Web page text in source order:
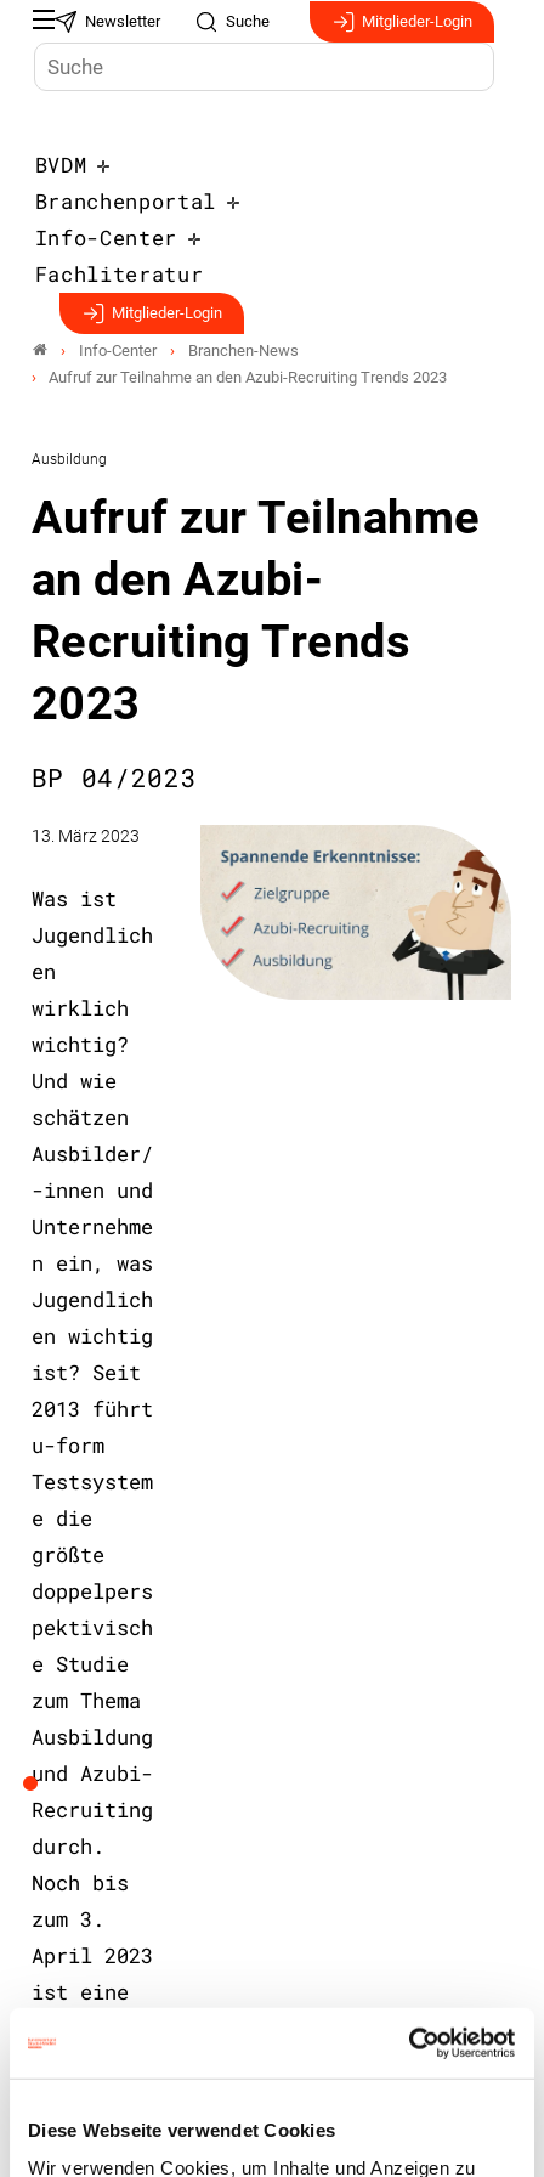
Diese Webseite verwendet Cookies
Wir verwenden Cookies, um Inhalte und Anzeigen zu
Newsletter Suche Mitglieder-Login
BVDM
Branchenportal
Info-Center
Fachliteratur
Mitglieder-Login
Info-Center
Branchen-News
Aufruf zur Teilnahme an den Azubi-Recruiting Trends 2023
Ausbildung
Aufruf zur Teilnahme
an den Azubi-
Recruiting Trends
2023
BP 04/2023
13. März 2023
Was ist
Jugendlich
en
wirklich
wichtig?
Und wie
schätzen
Ausbilder/
-innen und
Unternehme
n ein, was
Jugendlich
en wichtig
ist? Seit
2013 führt
u-form
Testsystem
e die
größte
doppelpers
pektivisch
e Studie
zum Thema
Ausbildung
und Azubi-
Recruiting
durch.
Noch bis
zum 3.
April 2023
ist eine
möglich.